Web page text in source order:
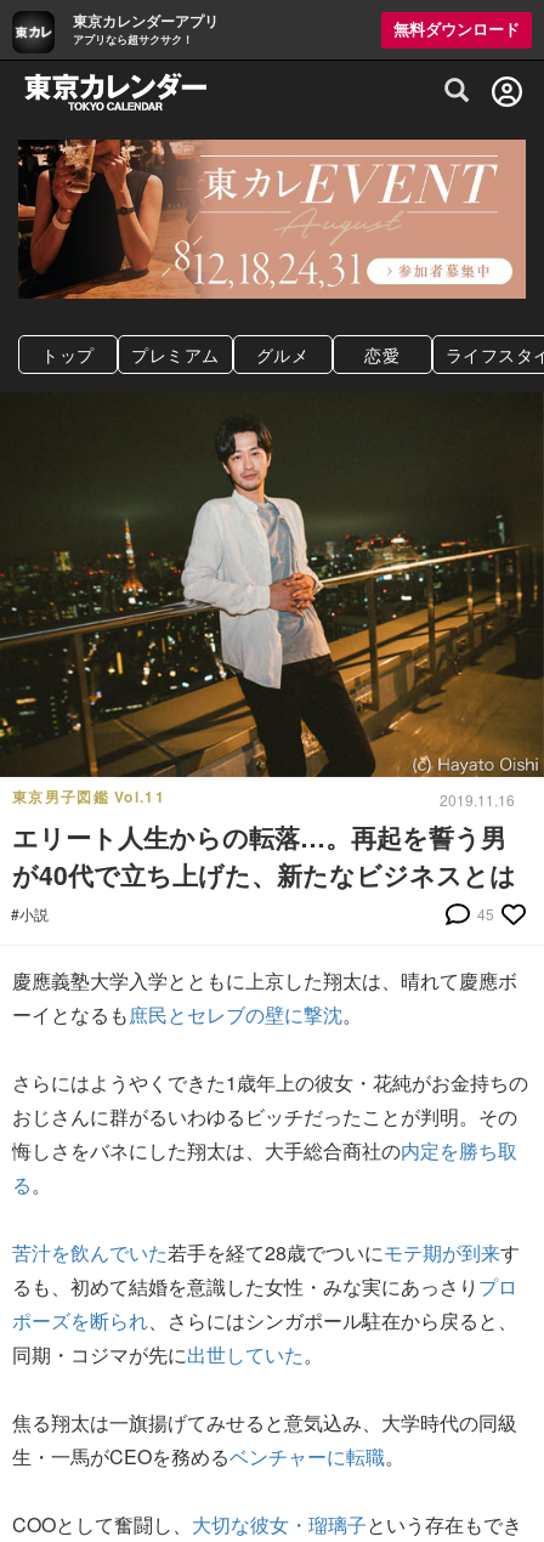
東京カレンダーアプリ
アプリなら超サクサク！
無料ダウンロード
グルメ情報・プレミアムレストラン予約
トップ プレミアム グルメ 恋愛 ライフスタ
東京男子図鑑 Vol.11 2019.11.16
エリート人生からの転落…。再起を誓う男
が40代で立ち上げた、新たなビジネスとは
#小説 45
慶應義塾大学入学とともに上京した翔太は、晴れて慶應ボ
ーイとなるも庶民とセレブの壁に撃沈。
さらにはようやくできた1歳年上の彼女・花純がお金持ちの
おじさんに群がるいわゆるビッチだったことが判明。その
悔しさをバネにした翔太は、大手総合商社の内定を勝ち取
る。
苦汁を飲んでいた若手を経て28歳でついにモテ期が到来す
るも、初めて結婚を意識した女性・みな実にあっさり プロ
ポーズを断られ 、さらにはシンガポール駐在から戻ると、
同期・コジマが先に出世していた。
焦る翔太は一旗揚げてみせると意気込み、大学時代の同級
生・一馬がCEOを務めるベンチャーに転職。
COOとして奮闘し、 大切な彼女・瑠璃子という存在もでき